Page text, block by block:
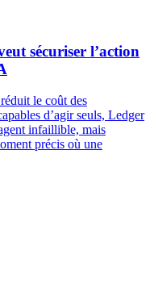
sécuriser l’action
le coût des
d’agir seuls, Ledger
infaillible, mais
précis où une